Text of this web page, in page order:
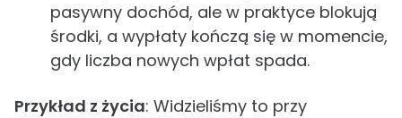
pasywny dochód, ale w praktyce blokują
środki, a wypłaty kończą się w momencie,
gdy liczba nowych wpłat spada.
Przykład z życia: Widzieliśmy to przy